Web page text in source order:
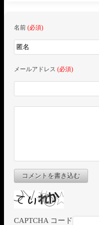
名前 (必須)
メールアドレス (必須)
コメントを書き込む
CAPTCHA コード